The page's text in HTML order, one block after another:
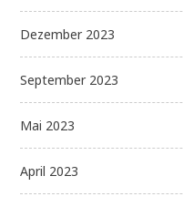
Dezember 2023
September 2023
Mai 2023
April 2023